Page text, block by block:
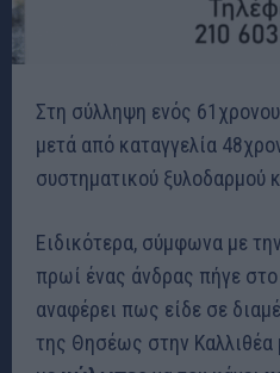
Στη σύλληψη ενός
μετά από καταγγελία
συστηματικού ξυλοδαρμού
Ειδικότερα, σύμφωνα με
πρωί ένας άνδρας πήγε
αναφέρει πως είδε σε
της Θησέως στην Καλλιθέα